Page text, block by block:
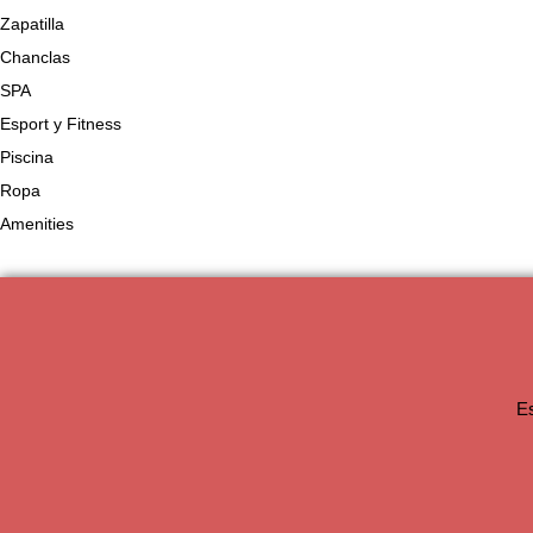
Zapatilla
Chanclas
SPA
Esport y Fitness
Piscina
Ropa
Amenities